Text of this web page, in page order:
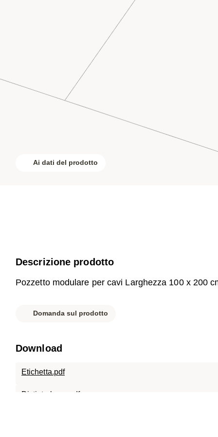
Ai dati del prodotto
Descrizione prodotto
Pozzetto modulare per cavi Larghezza 100 x 200
Domanda sul prodotto
Download
Etichetta.pdf
Distinta base.pdf